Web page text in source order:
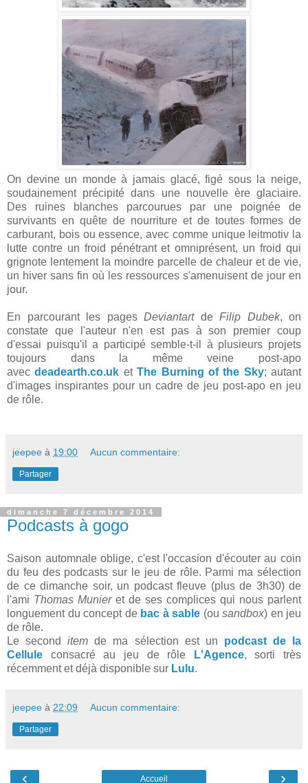
On devine un monde à jamais glacé, figé sous la neige,
soudainement précipité dans une nouvelle ère glaciaire.
Des ruines blanches parcourues par une poignée de
survivants en quête de nourriture et de toutes formes de
carburant, bois ou essence, avec comme unique leitmotiv la
lutte contre un froid pénétrant et omniprésent, un froid qui
grignote lentement la moindre parcelle de chaleur et de vie,
un hiver sans fin où les ressources s'amenuisent de jour en
jour.
En parcourant les pages Deviantart de Filip Dubek, on
constate que l'auteur n'en est pas à son premier coup
d'essai puisqu'il a participé semble-t-il à plusieurs projets
toujours dans la même veine post-apo
avecdeadearth.co.uk etThe Burning of the Sky; autant
d'images inspirantes pour un cadre de jeu post-apo en jeu
de rôle.
jeepee à 19:00 Aucun commentaire:
Partager
dimanche 7 décembre 2014
Podcasts à gogo
Saison automnale oblige, c'est l'occasion d'écouter au coin
du feu des podcasts sur le jeu de rôle. Parmi ma sélection
de ce dimanche soir, un podcast fleuve (plus de 3h30) de
l'ami Thomas Munieret de ses complices qui nous parlent
longuement du concept de bac à sable (ou sandbox) en jeu
de rôle.
Le seconditemde ma sélection est un podcast de la
Cellule consacré au jeu de rôle L'Agence, sorti très
récemment et déjà disponible sur Lulu.
jeepee à 22:09 Aucun commentaire:
Partager
‹ ›
Accueil